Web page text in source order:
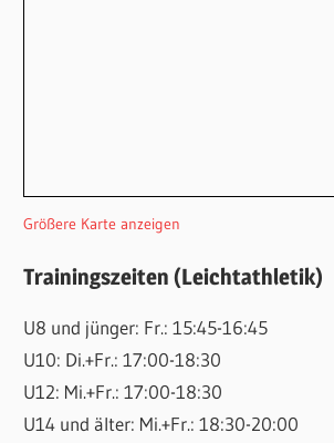
Größere Karte anzeigen
Trainingszeiten (Leichtathletik)
U8 und jünger: Fr.: 15:45-16:45
U10: Di.+Fr.: 17:00-18:30
U12: Mi.+Fr.: 17:00-18:30
U14 und älter: Mi.+Fr.: 18:30-20:00